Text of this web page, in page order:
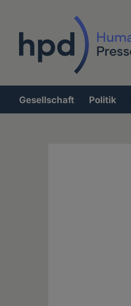
Hauptnavigation
Gesellschaft Politik